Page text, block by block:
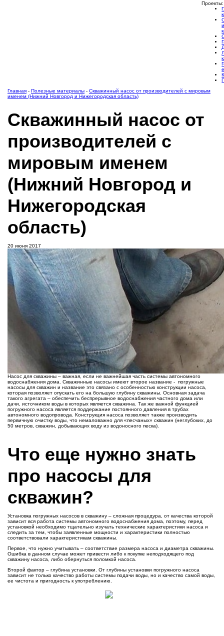
Проекты:
Главная - Полезные материалы - Скважинный насос от производителей с мировым
именем (Нижний Новгород и Нижегородская область)
Скважинный насос от
производителей с
мировым именем
(Нижний Новгород и
Нижегородская
область)
20 июня 2017
Насос для скважины – важная, если не важнейшая часть системы автономного
водоснабжения дома. Скважинные насосы имеют второе название - погружные
насосы для скважин и название это связано с особенностью конструкции насоса,
которая позволяет опускать его на большую глубину скважины. Основная задача
такого агрегата – обеспечить беспрерывное водоснабжения частного дома или
дачи, источником воды в которых является скважина. Так же важной функцией
погружного насоса является поддержание постоянного давления в трубах
автономного водопровода. Конструкция насоса позволяет также производить
первичную очистку воды, что немаловажно для «песчаных» скважин (неглубоких, до
50 метров, скважин, добывающих воду из водоносного песка).
Что еще нужно знать
про насосы для
скважин?
Установка погружных насосов в скважину – сложная процедура, от качества которой
зависит вся работа системы автономного водоснабжения дома, поэтому, перед
установкой необходимо тщательно изучать технические характеристики насоса и
следить за тем, чтобы заявленные мощности и характеристики полностью
соответствовали характеристикам скважины.
Первое, что нужно учитывать – соответствие размера насоса и диаметра скважины.
Ошибка в данном случае может привести либо к покупке неподходящего под
скважину насоса, либо обернуться поломкой насоса.
Второй фактор – глубина установки. От глубины установки погружного насоса
зависит не только качество работы системы подачи воды, но и качество самой воды,
ее чистота и пригодность к употреблению.